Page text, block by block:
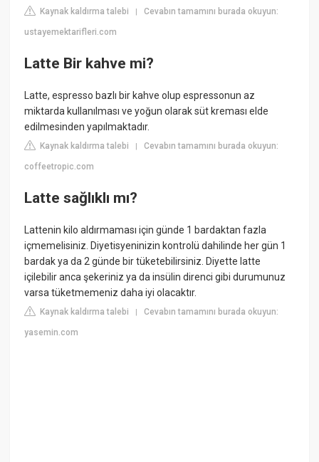
Kaynak kaldırma talebi |Cevabın tamamını burada okuyun:
ustayemektarifleri.com
Latte Bir kahve mi?
Latte, espresso bazlı bir kahve olup espressonun az
miktarda kullanılması ve yoğun olarak süt kreması elde
edilmesinden yapılmaktadır.
Kaynak kaldırma talebi |Cevabın tamamını burada okuyun:
coffeetropic.com
Latte sağlıklı mı?
Lattenin kilo aldırmaması için günde 1 bardaktan fazla
içmemelisiniz. Diyetisyeninizin kontrolü dahilinde her gün 1
bardak ya da 2 günde bir tüketebilirsiniz. Diyette latte
içilebilir anca şekeriniz ya da insülin direnci gibi durumunuz
varsa tüketmemeniz daha iyi olacaktır.
Kaynak kaldırma talebi |Cevabın tamamını burada okuyun:
yasemin.com